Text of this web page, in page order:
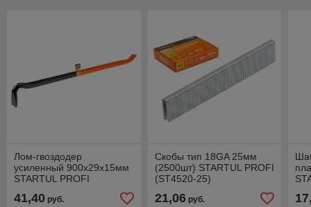
Лом-гвоздодер
усиленный 900x29х15мм
STARTUL PROFI
41,40 руб.
Скобы тип 18GA 25мм
(2500шт) STARTUL PROFI
(ST4520-25)
21,06руб.